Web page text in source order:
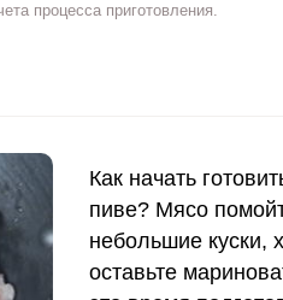
90 мкг
процесса приготовления.
Как начать
пиве? Мясо
небольшие куски,
оставьте